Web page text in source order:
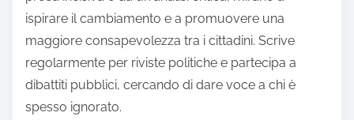
ispirare il cambiamento e a promuovere una
maggiore consapevolezza tra i cittadini. Scrive
regolarmente per riviste politiche e partecipa a
dibattiti pubblici, cercando di dare voce a chi è
spesso ignorato.